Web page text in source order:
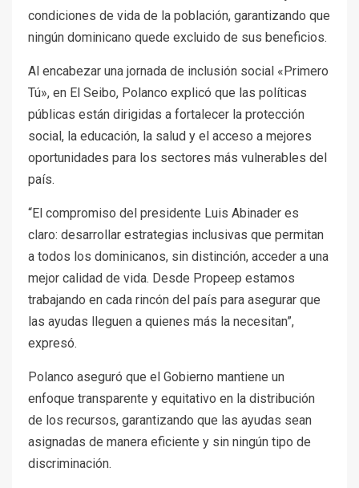
condiciones de vida de la población, garantizando que
ningún dominicano quede excluido de sus beneficios.
Al encabezar una jornada de inclusión social «Primero
Tú», en El Seibo, Polanco explicó que las políticas
públicas están dirigidas a fortalecer la protección
social, la educación, la salud y el acceso a mejores
oportunidades para los sectores más vulnerables del
país.
“El compromiso del presidente Luis Abinader es
claro: desarrollar estrategias inclusivas que permitan
a todos los dominicanos, sin distinción, acceder a una
mejor calidad de vida. Desde Propeep estamos
trabajando en cada rincón del país para asegurar que
las ayudas lleguen a quienes más la necesitan”,
expresó.
Polanco aseguró que el Gobierno mantiene un
enfoque transparente y equitativo en la distribución
de los recursos, garantizando que las ayudas sean
asignadas de manera eficiente y sin ningún tipo de
discriminación.